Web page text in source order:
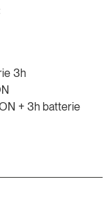
3h
+ 3h batterie